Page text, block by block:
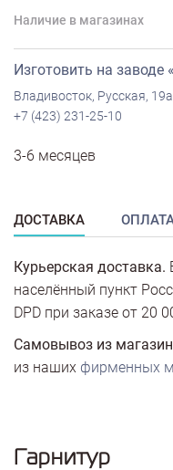
Наличие в магазинах
Изготовить на заводе
Владивосток, Русская, 19а
+7 (423) 231-25-10
3-6 месяцев
ДОСТАВКА
Курьерская доставка.
населённый пункт
DPD при заказе от 20
Самовывоз из
из наших фирменных
Гарнитур